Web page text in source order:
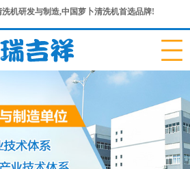
机研发与制造,中国萝卜清洗机首选品牌!